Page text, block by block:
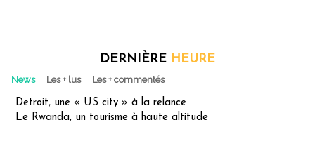
DERNIÈRE HEURE
News Les + lus Les + commentés
Detroit, une « US city » à la relance
Le Rwanda, un tourisme à haute altitude